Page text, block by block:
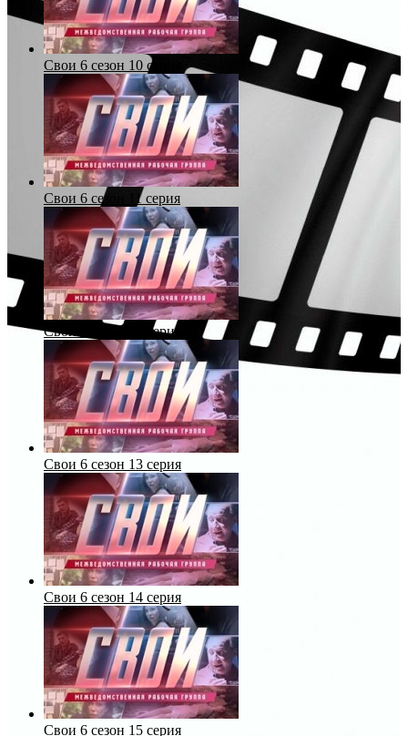
Свои 6 сезон 10 серия
Свои 6 сезон 11 серия
Свои 6 сезон 12 серия
Свои 6 сезон 13 серия
Свои 6 сезон 14 серия
Свои 6 сезон 15 серия